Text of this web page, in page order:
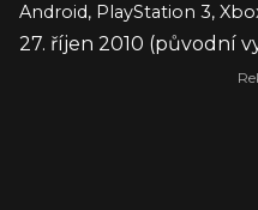
Android, PlayStation 3,
27. říjen 2010 (původní